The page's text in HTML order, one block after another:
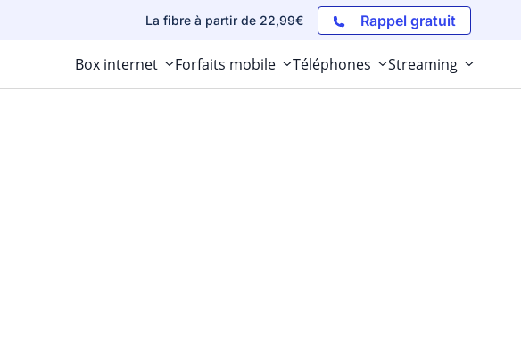
La fibre à partir de 22,99€ Rappel gratuit
Box internet Forfaits mobile Téléphones Streaming